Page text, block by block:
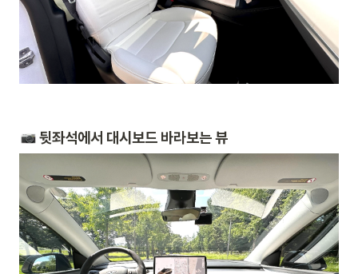
뒷좌석에서 대시보드 바라보는 뷰